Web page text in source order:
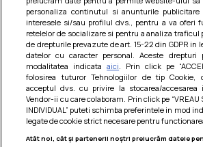
Barcute din vinete cu
Un deliciu usor de preparat!
personaliza continutul si anunturile
interesele si/sau profilul dvs., pentru a va oferi
retelelor de socializare si pentru a analiza traficul
de drepturile prevazute de art. 15-22 din GDPR in
datelor cu caracter personal. Aceste
modalitatea indicataaici . Prin click pe
folosirea tuturor Tehnologiilor de tip Cookie,
acceptul dvs. cu privire la stocarea/
Vendor-ii cu care colaboram. Prin click pe “VREAU
INDIVIDUAL” puteti schimba preferintele in mod
legate de cookie strict necesare pentru
Atât noi, cât și partenerii noștri prelucrăm datele